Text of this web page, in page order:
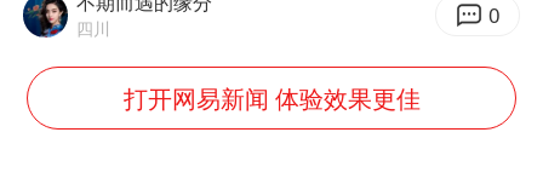
2025年小学教师减少13.19万
王艺迪无缘横滨赛决赛
泰国：高度重视中国游客旅游体验
四川 0
打开网易新闻 体验效果更佳